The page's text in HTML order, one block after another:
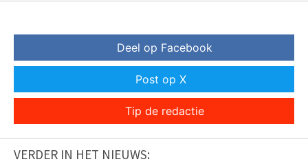
Deel op Facebook
Post op X
Tip de redactie
VERDER IN HET NIEUWS: